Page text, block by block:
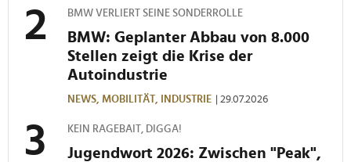
BMW VERLIERT SEINE SONDERROLLE
BMW: Geplanter Abbau von 8.000
Stellen zeigt die Krise der
Autoindustrie
NEWS, MOBILITÄT, INDUSTRIE | 29.07.2026
KEIN RAGEBAIT, DIGGA!
Jugendwort 2026: Zwischen "Peak",